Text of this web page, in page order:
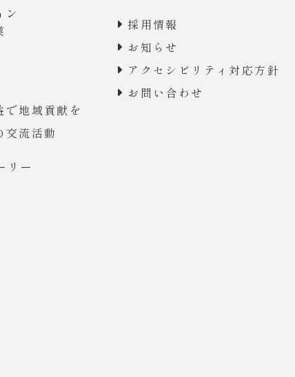
ン
で地域貢献を
交流活動
リー
採用情報
お知らせ
アクセシビリティ対応方針
お問い合わせ